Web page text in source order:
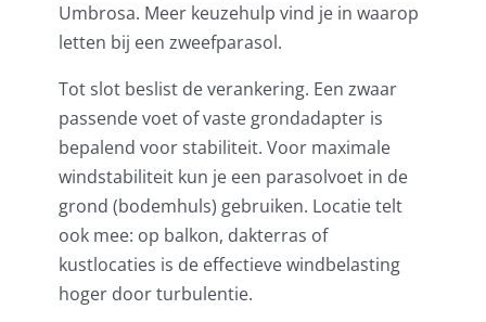
Umbrosa. Meer keuzehulp vind je in waarop
letten bij een zweefparasol.
Tot slot beslist de verankering. Een zwaar
passende voet of vaste grondadapter is
bepalend voor stabiliteit. Voor maximale
windstabiliteit kun je een parasolvoet in de
grond (bodemhuls) gebruiken. Locatie telt
ook mee: op balkon, dakterras of
kustlocaties is de effectieve windbelasting
hoger door turbulentie.